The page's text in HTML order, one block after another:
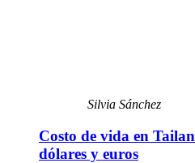
Silvia Sánchez
Costo de vida en
dólares y euros